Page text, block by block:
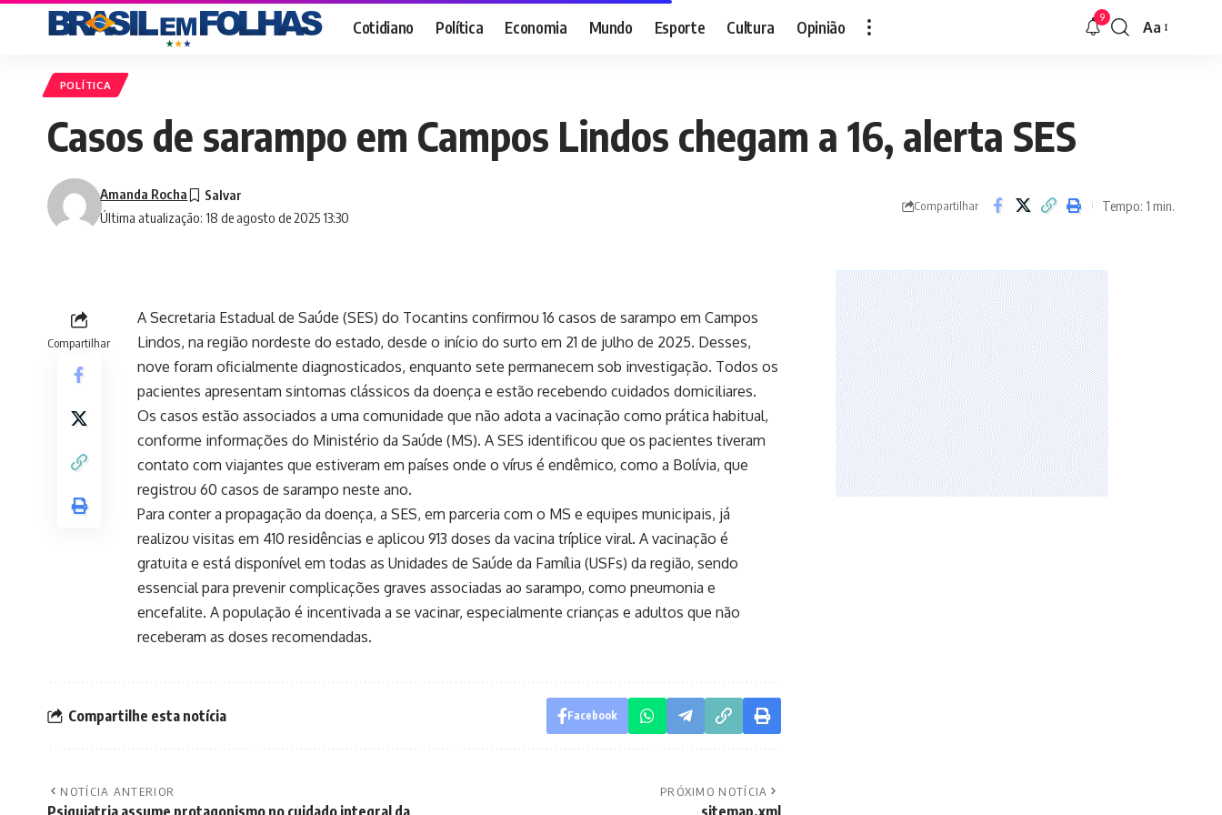
Cotidiano Política Economia Mundo Esporte Cultura Opinião 9
Font
Aa
POLÍTICA
Casos de sarampo em Campos Lindos chegam a 16, alerta SES
Última atualização: 18 de agosto de 2025 13:30
Amanda Rocha
Compartilhar Tempo: 1 min.
Compartilhar
A Secretaria Estadual de Saúde (SES) do Tocantins confirmou 16 casos de sarampo em Campos
Lindos, na região nordeste do estado, desde o início do surto em 21 de julho de 2025. Desses,
nove foram oficialmente diagnosticados, enquanto sete permanecem sob investigação. Todos os
pacientes apresentam sintomas clássicos da doença e estão recebendo cuidados domiciliares.
Os casos estão associados a uma comunidade que não adota a vacinação como prática habitual,
conforme informações do Ministério da Saúde (MS). A SES identificou que os pacientes tiveram
contato com viajantes que estiveram em países onde o vírus é endêmico, como a Bolívia, que
registrou 60 casos de sarampo neste ano.
Para conter a propagação da doença, a SES, em parceria com o MS e equipes municipais, já
realizou visitas em 410 residências e aplicou 913 doses da vacina tríplice viral. A vacinação é
gratuita e está disponível em todas as Unidades de Saúde da Família (USFs) da região, sendo
essencial para prevenir complicações graves associadas ao sarampo, como pneumonia e
encefalite. A população é incentivada a se vacinar, especialmente crianças e adultos que não
receberam as doses recomendadas.
Compartilhe esta notícia Facebook
NOTÍCIA ANTERIOR PRÓXIMO NOTÍCIA